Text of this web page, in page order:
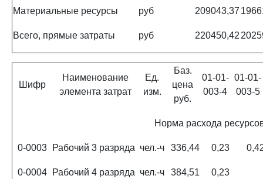
Материальные ресурсы руб 209043,37
Всего, прямые затраты руб 220450,42
Шифр
Наименование
элемента затрат
Ед.
изм.
Баз.
цена
руб.
01-01-
003-4
01-01-
003-5
Норма расхода
0-0003 Рабочий 3 разряда чел.-ч 336,44 0,23
0-0004 Рабочий 4 разряда чел.-ч 384,51 0,23